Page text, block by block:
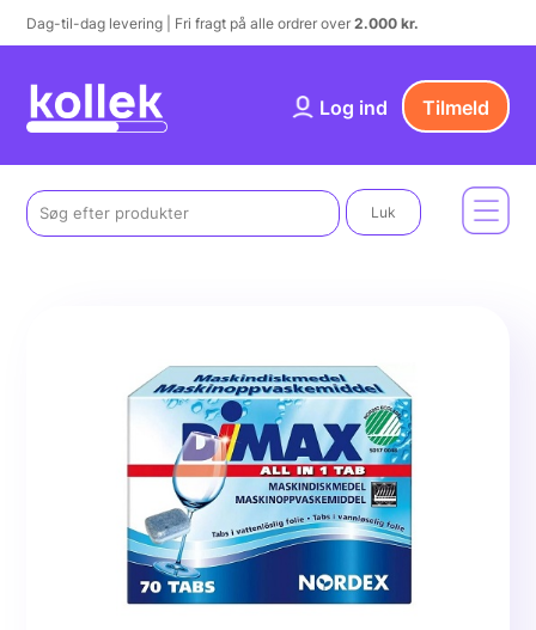
Dag-til-dag levering | Fri fragt på alle ordrer over2.000 kr.
Tilmeld
Log ind
Luk